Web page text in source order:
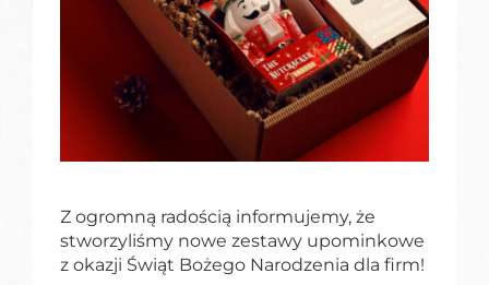
Z ogromną radością informujemy, że
stworzyliśmy nowe zestawy upominkowe
z okazji Świąt Bożego Narodzenia dla firm!